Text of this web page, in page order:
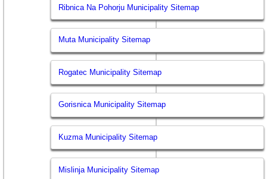
Ribnica Na Pohorju Municipality Sitemap
Muta Municipality Sitemap
Rogatec Municipality Sitemap
Gorisnica Municipality Sitemap
Kuzma Municipality Sitemap
Mislinja Municipality Sitemap